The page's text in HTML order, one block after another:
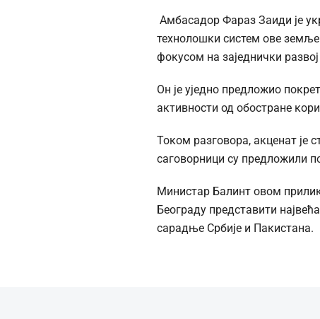
Амбасадор Фараз Заиди је
технолошки систем ове
фокусом на заједнички
Он је уједно предложио
активности од обостране
Током разговора, акценат је
саговорници су предложили
Министар Балинт овом
Београду представити
сарадње Србије и Пакистана.